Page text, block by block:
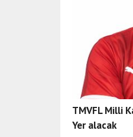
TMVFL Milli
Yer alacak